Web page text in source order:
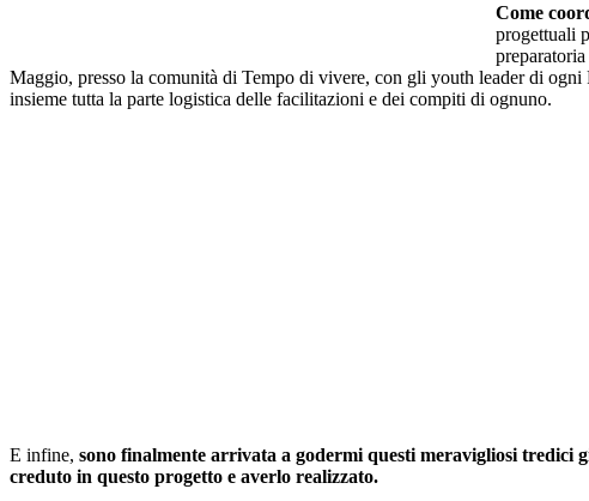
Come
progettuali
Maggio, presso la comunità di Tempo di vivere, con gli youth leader di
insieme tutta la parte logistica delle facilitazioni e dei compiti di ognuno.
E infine, sono finalmente arrivata a godermi questi meravigliosi tredici
creduto in questo progetto e averlo realizzato.